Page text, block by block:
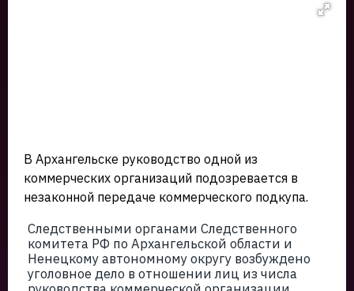
В Архангельске руководство одной из
коммерческих организаций подозревается в
незаконной передаче коммерческого подкупа.
Следственными органами Следственного
комитета РФ по Архангельской области и
Ненецкому автономному округу возбуждено
уголовное дело в отношении лиц из числа